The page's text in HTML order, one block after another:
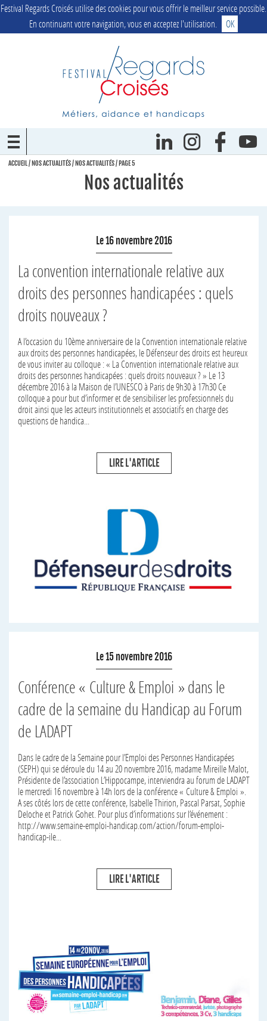
Festival Regards Croisés utilise des cookies pour vous offrir le meilleur service possible.
En continuant votre navigation, vous en acceptez l'utilisation.
OK
ACCUEIL/ NOS ACTUALITÉS/ NOS ACTUALITÉS/ PAGE 5
Nos actualités
Le 16 novembre 2016
La convention internationale relative aux
droits des personnes handicapées : quels
droits nouveaux ?
A l’occasion du 10ème anniversaire de la Convention internationale relative
aux droits des personnes handicapées, le Défenseur des droits est heureux
de vous inviter au colloque : « La Convention internationale relative aux
droits des personnes handicapées : quels droits nouveaux ? » Le 13
décembre 2016 à la Maison de l’UNESCO à Paris de 9h30 à 17h30 Ce
colloque a pour but d’informer et de sensibiliser les professionnels du
droit ainsi que les acteurs institutionnels et associatifs en charge des
questions de handica...
LIRE L'ARTICLE
Le 15 novembre 2016
Conférence « Culture & Emploi » dans le
cadre de la semaine du Handicap au Forum
de LADAPT
Dans le cadre de la Semaine pour l’Emploi des Personnes Handicapées
(SEPH) qui se déroule du 14 au 20 novembre 2016, madame Mireille Malot,
Présidente de l’association L’Hippocampe, interviendra au forum de
LADAPT le mercredi 16 novembre à 14h lors de la conférence « Culture &
Emploi ». A ses côtés lors de cette conférence, Isabelle Thirion, Pascal
Parsat, Sophie Deloche et Patrick Gohet. Pour plus d’informations sur
l’événement : http://www.semaine-emploi-handicap.com/action/forum-
emploi-handicap-ile...
LIRE L'ARTICLE